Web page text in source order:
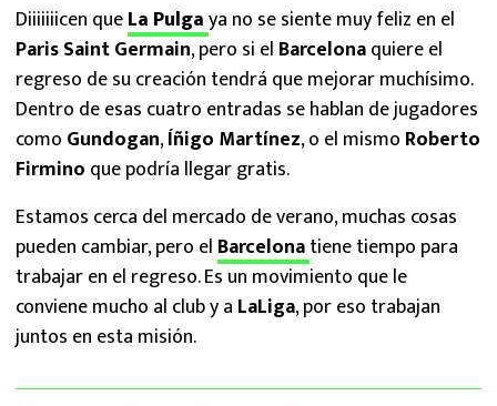
Diiiiiiicen queLa Pulgaya no se siente muy feliz en el
Paris Saint Germain, pero si el Barcelonaquiere el
regreso de su creación tendrá que mejorar muchísimo.
Dentro de esas cuatro entradas se hablan de jugadores
como Gundogan,Íñigo Martínez, o el mismo Roberto
Firmino que podría llegar gratis.
Estamos cerca del mercado de verano, muchas cosas
pueden cambiar, pero el Barcelonatiene tiempo para
trabajar en el regreso. Es un movimiento que le
conviene mucho al club y a LaLiga, por eso trabajan
juntos en esta misión.